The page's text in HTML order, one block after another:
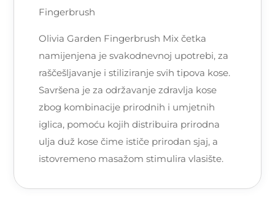
Fingerbrush
Olivia Garden Fingerbrush Mix četka
namijenjena je svakodnevnoj upotrebi, za
raščešljavanje i stiliziranje svih tipova kose.
Savršena je za održavanje zdravlja kose
zbog kombinacije prirodnih i umjetnih
iglica, pomoću kojih distribuira prirodna
ulja duž kose čime ističe prirodan sjaj, a
istovremeno masažom stimulira vlasište.